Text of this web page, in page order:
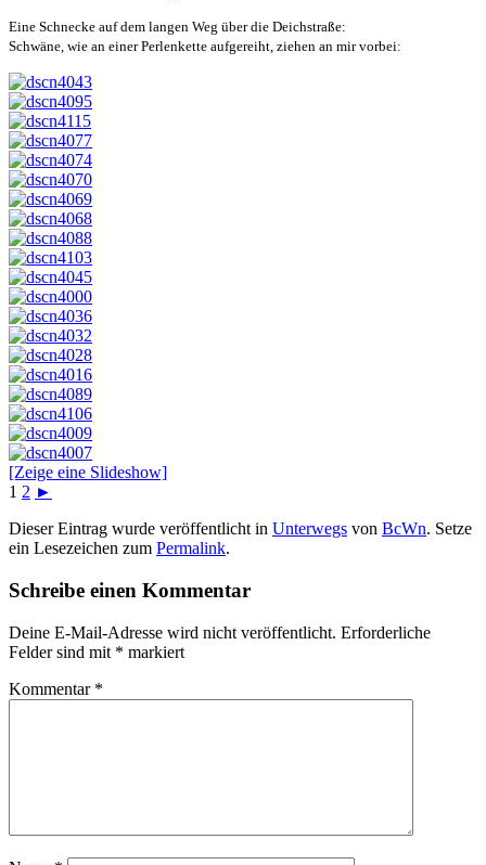
Eine Schnecke auf dem langen Weg über die Deichstraße:
Schwäne, wie an einer Perlenkette aufgereiht, ziehen an mir vorbei:
[Zeige eine Slideshow]
1 2 ►
Dieser Eintrag wurde veröffentlicht in Unterwegs von BcWn. Setze
ein Lesezeichen zum Permalink.
Schreibe einen Kommentar
Deine E-Mail-Adresse wird nicht veröffentlicht. Erforderliche
Felder sind mit * markiert
Kommentar *